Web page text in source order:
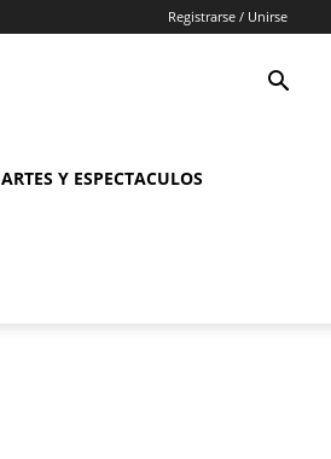
Registrarse / Unirse
ARTES Y ESPECTACULOS